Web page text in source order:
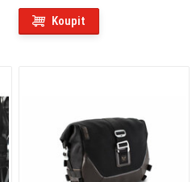
Koupit